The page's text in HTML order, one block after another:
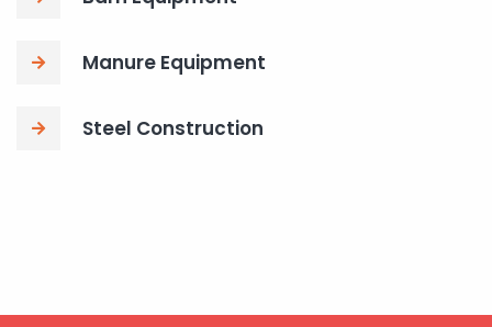
Manure Equipment
Steel Construction